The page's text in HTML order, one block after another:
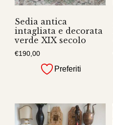
Sedia antica
intagliata e decorata
verde XIX secolo
€190,00
Preferiti